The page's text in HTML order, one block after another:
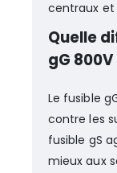
centraux et
Quelle
gG
Le fusible
contre les
fusible gS
mieux aux